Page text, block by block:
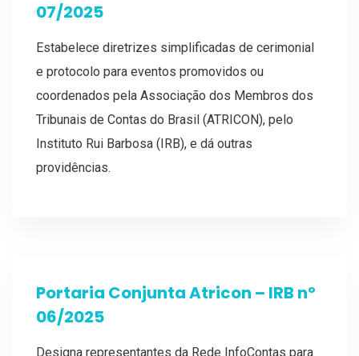
07/2025
Estabelece diretrizes simplificadas de cerimonial
e protocolo para eventos promovidos ou
coordenados pela Associação dos Membros dos
Tribunais de Contas do Brasil (ATRICON), pelo
Instituto Rui Barbosa (IRB), e dá outras
providências.
Portaria Conjunta Atricon – IRB nº
06/2025
Designa representantes da Rede InfoContas para